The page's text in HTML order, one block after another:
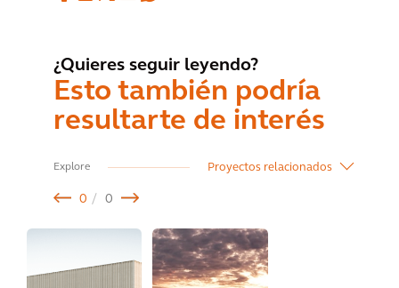
¿Quieres seguir leyendo?
Esto también podría
resultarte de interés
Explore Proyectos relacionados
0 0